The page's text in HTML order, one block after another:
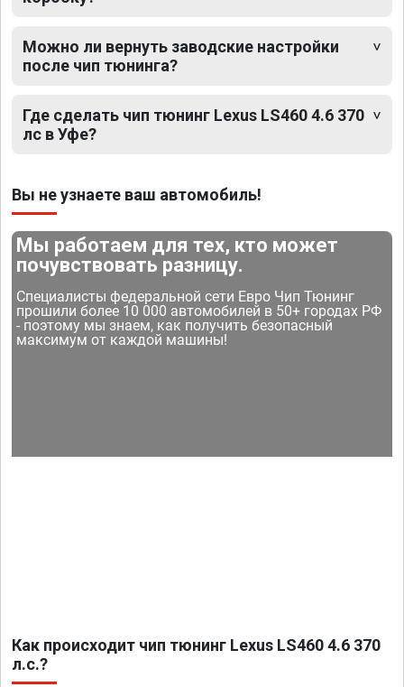
Можно ли вернуть заводские настройки
после чип тюнинга?
Где сделать чип тюнинг Lexus LS460 4.6 370
лс в Уфе?
Вы не узнаете ваш автомобиль!
Мы работаем для тех, кто может
почувствовать разницу.
Специалисты федеральной сети Евро Чип Тюнинг
прошили более 10 000 автомобилей в 50+ городах РФ
- поэтому мы знаем, как получить безопасный
максимум от каждой машины!
Как происходит чип тюнинг Lexus LS460 4.6 370
л.с.?